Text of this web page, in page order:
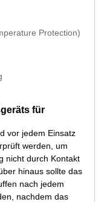
Protection)
für
vor jedem Einsatz
werden, um
nicht durch Kontakt
hinaus sollte das
nach jedem
nachdem das